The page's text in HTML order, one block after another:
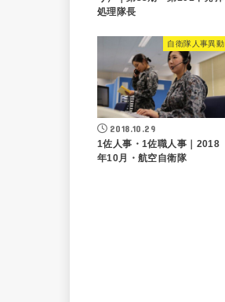
処理隊長
自衛隊人事異動
2018.10.29
1佐人事・1佐職人事｜2018
年10月・航空自衛隊